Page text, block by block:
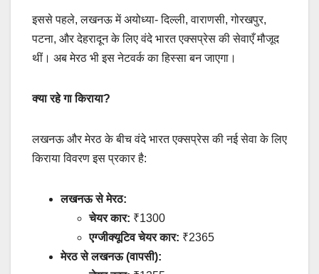
इससे पहले, लखनऊ में अयोध्या- दिल्ली, वाराणसी, गोरखपुर,
पटना, और देहरादून के लिए वंदे भारत एक्सप्रेस की सेवाएँ मौजूद
थीं। अब मेरठ भी इस नेटवर्क का हिस्सा बन जाएगा।
क्या रहे गा किराया?
लखनऊ और मेरठ के बीच वंदे भारत एक्सप्रेस की नई सेवा के लिए
किराया विवरण इस प्रकार है:
लखनऊ से मेरठ:
चेयर कार: ₹1300
एग्जीक्यूटिव चेयर कार: ₹2365
मेरठ से लखनऊ (वापसी):